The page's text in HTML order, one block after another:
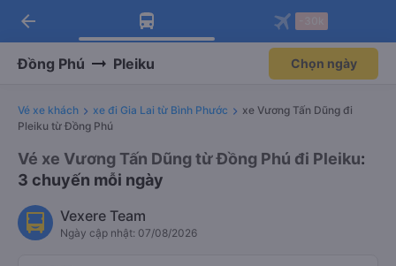
Tải app Vexere ngay!
Nhận ưu đãi thành viên độc
Mở app
Tải app Vexere
-30k/ghế khi đặt vé máy bay qua
Mở app
arrow_back
Đồng Phú Pleiku Chọn ngày
Vé xe khách xe đi Gia Lai từ Bình Phước
xe Vương Tấn Dũng đi
Pleiku từ Đồng Phú
Vé xe Vương Tấn Dũng từ Đồng Phú đi Pleiku:
3 chuyến mỗi ngày
Vexere Team
Ngày cập nhật: 07/08/2026